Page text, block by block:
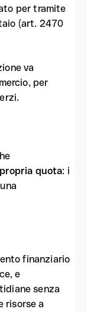
per tramite
(art. 2470
va
per
quota: i
finanziario
e
senza
risorse a